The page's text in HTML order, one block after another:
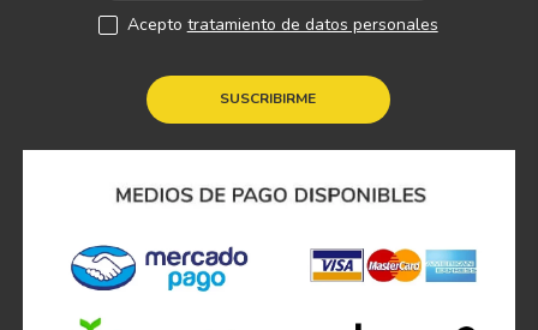
SUSCRIBIRME
Acepto tratamiento de datos personales